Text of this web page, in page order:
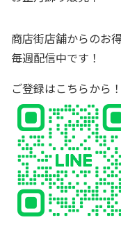
商店街店舗からのお
毎週配信中です！
ご登録はこちらから！